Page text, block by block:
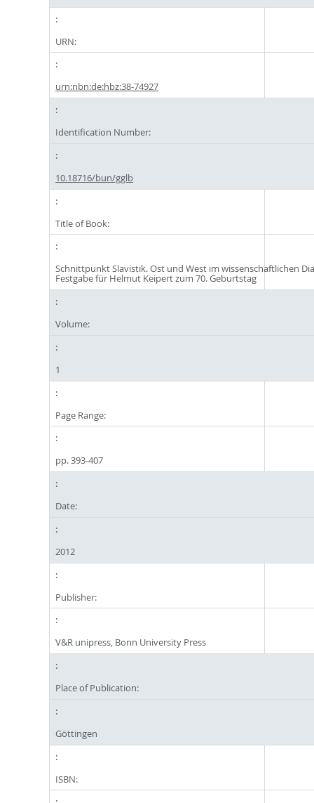
URN:
urn:nbn:de:hbz:38-74927
Identification Number:
10.18716/bun/gglb
Title of Book:
Schnittpunkt Slavistik. Ost und West im wissenschaftlichen
Festgabe für Helmut Keipert zum 70. Geburtstag
Volume:
1
Page Range:
pp. 393-407
Date:
2012
Publisher:
V&R unipress, Bonn University Press
Place of Publication:
Göttingen
ISBN: